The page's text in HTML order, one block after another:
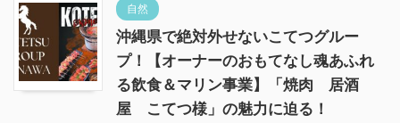
自然
沖縄県で絶対外せないこてつグルー
プ！【オーナーのおもてなし魂あふれ
る飲食＆マリン事業】「焼肉 居酒
屋 こてつ様」の魅力に迫る！